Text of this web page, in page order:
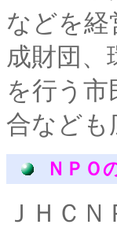
などを経
成財団、
を行う
合なども
ＮＰＯ
ＪＨＣ